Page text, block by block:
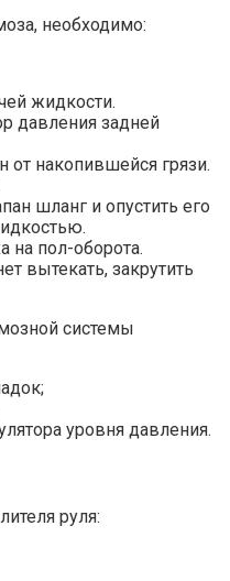
необходимо:
жидкости.
давления задней
от накопившейся грязи.
шланг и опустить его
на пол-оборота.
вытекать, закрутить
системы
уровня давления.
руля: